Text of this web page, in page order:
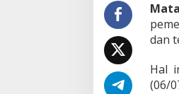
dan
Hal
(06/